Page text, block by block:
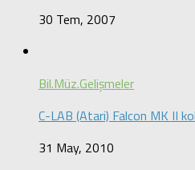
30 Tem, 2007
Bil.Müz.Gelişmeler
C-LAB (Atari) Falcon MK II
31 May, 2010